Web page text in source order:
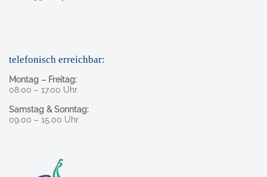
telefonisch erreichbar:
Montag – Freitag:
08.00 – 17.00 Uhr
Samstag & Sonntag:
09.00 – 15.00 Uhr